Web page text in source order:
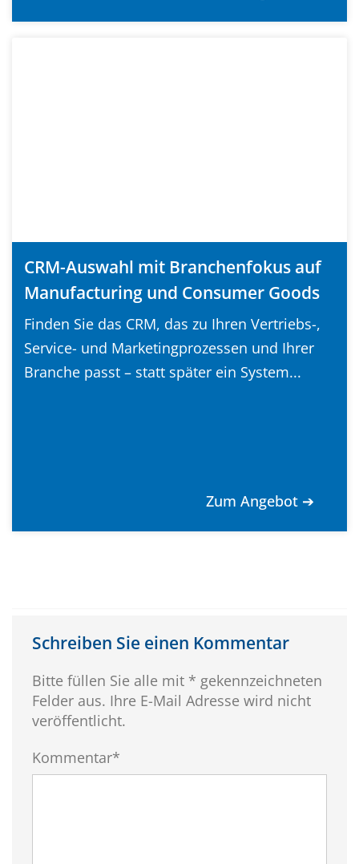
CRM-Auswahl mit Branchenfokus auf
Manufacturing und Consumer Goods
Finden Sie das CRM, das zu Ihren Vertriebs-,
Service- und Marketingprozessen und Ihrer
Branche passt – statt später ein System...
Zum Angebot ➔
Schreiben Sie einen Kommentar
Bitte füllen Sie alle mit * gekennzeichneten
Felder aus. Ihre E-Mail Adresse wird nicht
veröffentlicht.
Kommentar*